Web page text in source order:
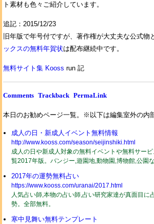
ト素材も色々ご紹介しています。
追記：2015/12/23
旧年版で年号付ですが、著作権が大丈夫な公式物
ックスの無料年賀状は配布継続中です。
無料サイト集 Kooss run 記
Comments Trackback PermaLink
本日のお勧めページ一覧。※以下は編集室外の内
成人の日・新成人イベント無料情報
http://www.kooss.com/season/seijinshiki.html
成人の日や新成人対象の無料イベントや無料サー
覧2017年版。バンジー,遊園地,動物園,博物館,公園な
2017年の運勢無料占い
https://www.kooss.com/uranai/2017.html
人気占い師,本物の占い師,占い研究家達が真面目に
勢。全部無料。
寒中見舞い無料テンプレート